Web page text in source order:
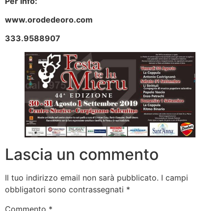
www.orodedeoro.com
333.9588907
Lascia un commento
Il tuo indirizzo email non sarà pubblicato. I campi
obbligatori sono contrassegnati *
Commento *